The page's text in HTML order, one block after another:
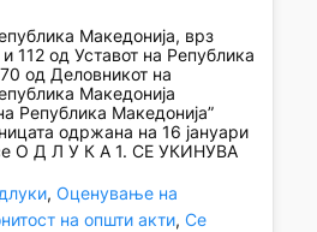
Македонија, врз
112 од Уставот на Република
од Деловникот на
Македонија
Република Македонија”
одржана на 16 јануари
О Д Л У К А 1. СЕ УКИНУВА
, Оценување на
на општи акти, Се